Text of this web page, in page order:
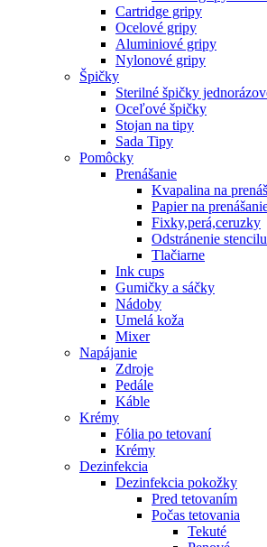
Cartridge gripy
Ocelové gripy
Aluminiové gripy
Nylonové gripy
Špičky
Sterilné špičky
Oceľové špičky
Stojan na tipy
Sada Tipy
Pomôcky
Prenášanie
Kvapalina na
Papier na
Fixky,perá,ceruzky
Odstránenie stencilu
Tlačiarne
Ink cups
Gumičky a sáčky
Nádoby
Umelá koža
Mixer
Napájanie
Zdroje
Pedále
Káble
Krémy
Fólia po tetovaní
Krémy
Dezinfekcia
Dezinfekcia pokožky
Pred tetovaním
Počas tetovania
Tekuté